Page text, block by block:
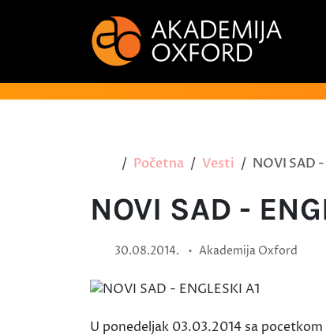
Početna Vesti NOVI SAD -
NOVI SAD -
30.08.2014. • Akademija Oxford
U ponedeljak 03.03.2014 sa